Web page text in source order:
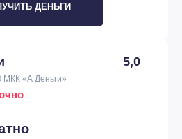
ДЕНЬГИ
5,0
«А Деньги»